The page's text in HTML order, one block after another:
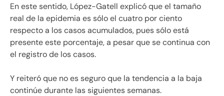
En este sentido, López-Gatell explicó que el tamaño
real de la epidemia es sólo el cuatro por ciento
respecto a los casos acumulados, pues sólo está
presente este porcentaje, a pesar que se continua con
el registro de los casos.
Y reiteró que no es seguro que la tendencia a la baja
continúe durante las siguientes semanas.